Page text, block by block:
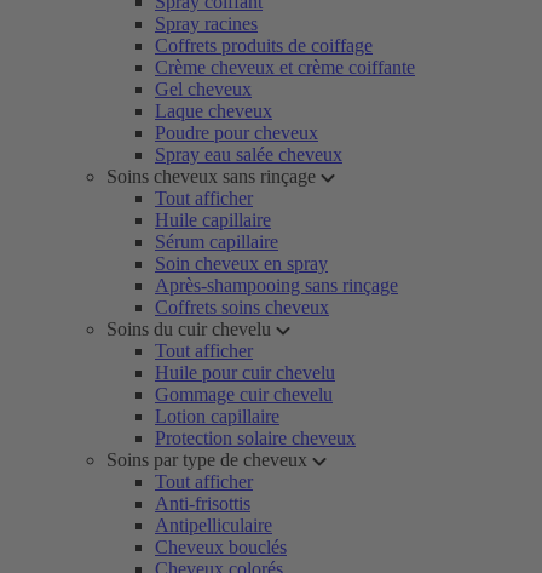
Spray racines
Coffrets produits de coiffage
Crème cheveux et crème coiffante
Gel cheveux
Laque cheveux
Poudre pour cheveux
Spray eau salée cheveux
Soins cheveux sans rinçage
Tout afficher
Huile capillaire
Sérum capillaire
Soin cheveux en spray
Après-shampooing sans rinçage
Coffrets soins cheveux
Soins du cuir chevelu
Tout afficher
Huile pour cuir chevelu
Gommage cuir chevelu
Lotion capillaire
Protection solaire cheveux
Soins par type de cheveux
Tout afficher
Anti-frisottis
Antipelliculaire
Cheveux bouclés
Cheveux colorés